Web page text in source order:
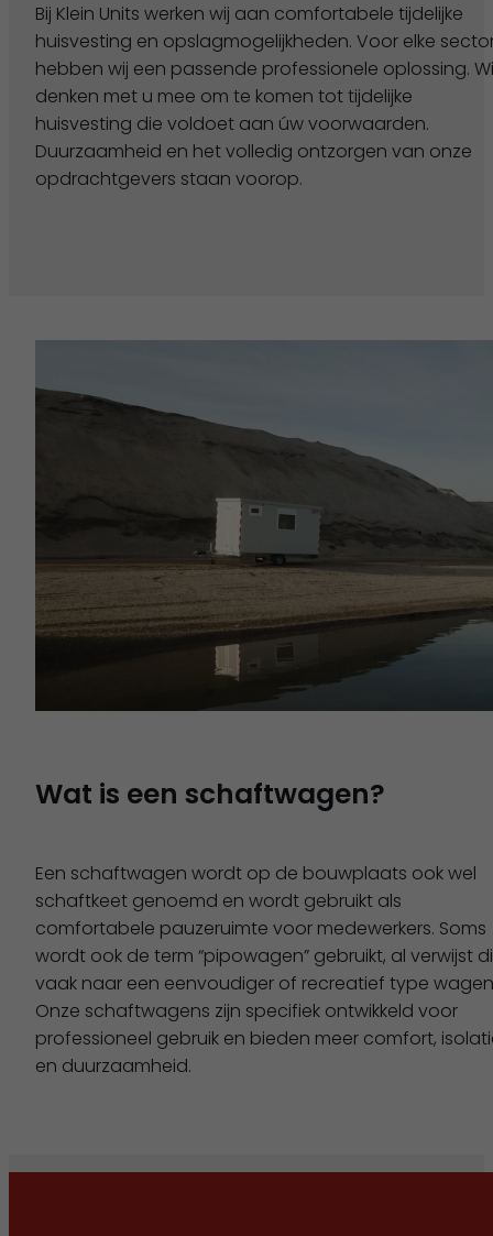
Bij Klein Units werken wij aan comfortabele tijdelijke
huisvesting en opslagmogelijkheden. Voor elke
hebben wij een passende professionele oplossing.
denken met u mee om te komen tot tijdelijke
huisvesting die voldoet aan úw voorwaarden.
Duurzaamheid en het volledig ontzorgen van onze
opdrachtgevers staan voorop.
Wat is een schaftwagen?
Een schaftwagen wordt op de bouwplaats ook wel
schaftkeet genoemd en wordt gebruikt als
comfortabele pauzeruimte voor medewerkers. Soms
wordt ook de term “pipowagen” gebruikt, al verwijst
vaak naar een eenvoudiger of recreatief type
Onze schaftwagens zijn specifiek ontwikkeld voor
professioneel gebruik en bieden meer comfort,
en duurzaamheid.